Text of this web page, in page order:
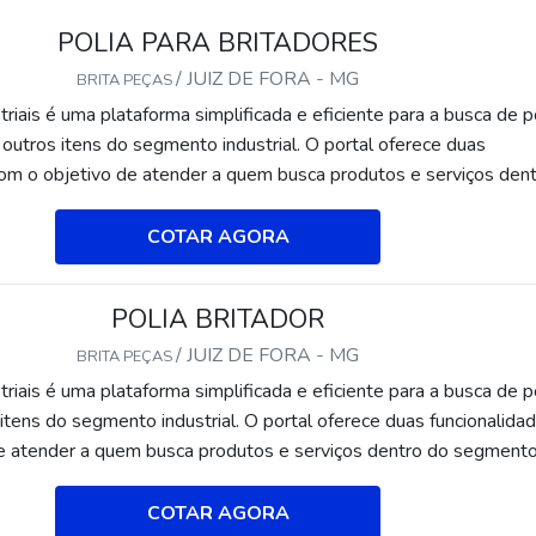
POLIA PARA BRITADORES
BRITA PEÇAS/ JUIZ DE FORA - MG
é uma plataforma simplificada e eficiente para a busca de
itens do segmento industrial. O portal oferece duas
o objetivo de atender a quem busca produtos e serviços
ou empresas com interesse na divulgação de seus
centralizada e ágil.A plataforma oferece uma vasta variedade de
para britadores e mão de obra, pois é muito útil e tem uma
facilitando e otimizando ainda mais o tempo de busca.Os
no Soluções Industriais polia para britadores e muitos outros
o mais interessante, de forma segura e ágil. Essa experiência
de diversas categorias e itens, afinal a disposição dos
e com apenas um clique é possível acessar o produto ou
faz muitos clientes buscarem seus interesses voltados para o
COTAR AGORA
POLIA BRITADOR
BRITA PEÇAS/ JUIZ DE FORA - MG
é uma plataforma simplificada e eficiente para a busca de
do segmento industrial. O portal oferece duas
atender a quem busca produtos e serviços dentro do
com interesse na divulgação de seus produtos e serviços de
e ágil.A plataforma oferece uma vasta variedade de materiais
COTAR AGORA